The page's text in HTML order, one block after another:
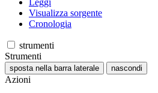
Leggi
Visualizza sorgente
Cronologia
strumenti
Strumenti
sposta nella barra laterale nascondi
Azioni